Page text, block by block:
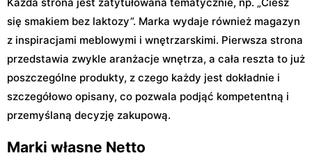
się smakiem bez laktozy”. Marka wydaje również magazyn
z inspiracjami meblowymi i wnętrzarskimi. Pierwsza strona
przedstawia zwykle aranżacje wnętrza, a cała reszta to już
poszczególne produkty, z czego każdy jest dokładnie i
szczegółowo opisany, co pozwala podjąć kompetentną i
przemyślaną decyzję zakupową.
Marki własne Netto